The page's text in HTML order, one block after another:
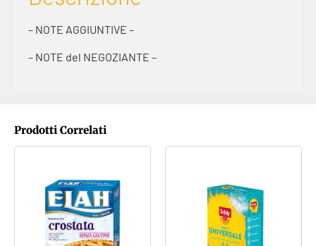
– NOTE AGGIUNTIVE –
– NOTE del NEGOZIANTE –
Prodotti Correlati